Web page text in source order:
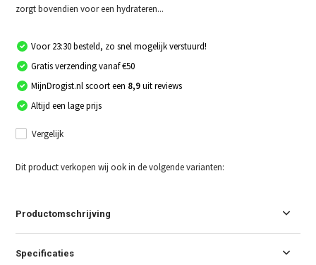
zorgt bovendien voor een hydrateren...
Voor 23:30 besteld, zo snel mogelijk verstuurd!
Gratis verzending vanaf €50
MijnDrogist.nl scoort een 8,9uit reviews
Altijd een lage prijs
Vergelijk
Dit product verkopen wij ook in de volgende varianten:
Productomschrijving
Specificaties